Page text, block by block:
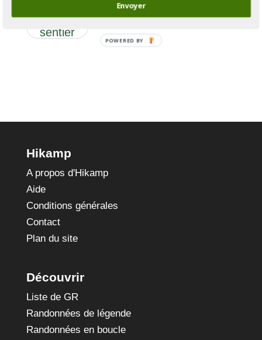
par le
sentier
Hikamp
A propos d'Hikamp
Aide
Conditions générales
Contact
Plan du site
Découvrir
Liste de GR
Randonnées de légende
Randonnées en boucle
Envoyer
POWERED BY